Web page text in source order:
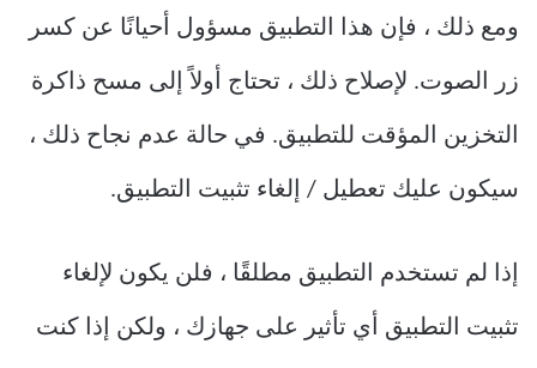
ومع ذلك ، فإن هذا التطبيق مسؤول أحيانًا عن كسر
زر الصوت. لإصلاح ذلك ، تحتاج أولاً إلى مسح ذاكرة
التخزين المؤقت للتطبيق. في حالة عدم نجاح ذلك ،
سيكون عليك تعطيل / إلغاء تثبيت التطبيق.
إذا لم تستخدم التطبيق مطلقًا ، فلن يكون لإلغاء
تثبيت التطبيق أي تأثير على جهازك ، ولكن إذا كنت